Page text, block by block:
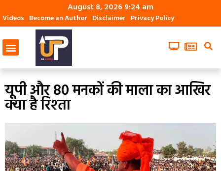
August 8, 2026 9:24 am
Videos Become an Author Disclaimer Privacy Policy
यूपी और 80 मनकों की माला का आखिर
क्‍या है रिश्‍ता